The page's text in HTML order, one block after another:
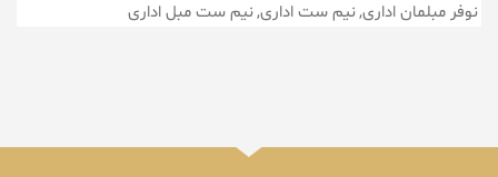
نوفر مبلمان اداری نیم ست اداری نیم ست مبل اداری